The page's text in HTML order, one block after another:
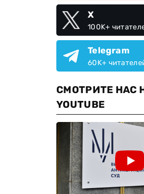
X
100K+
Telegram
60K+
СМОТРИТЕ НАС
YOUTUBE